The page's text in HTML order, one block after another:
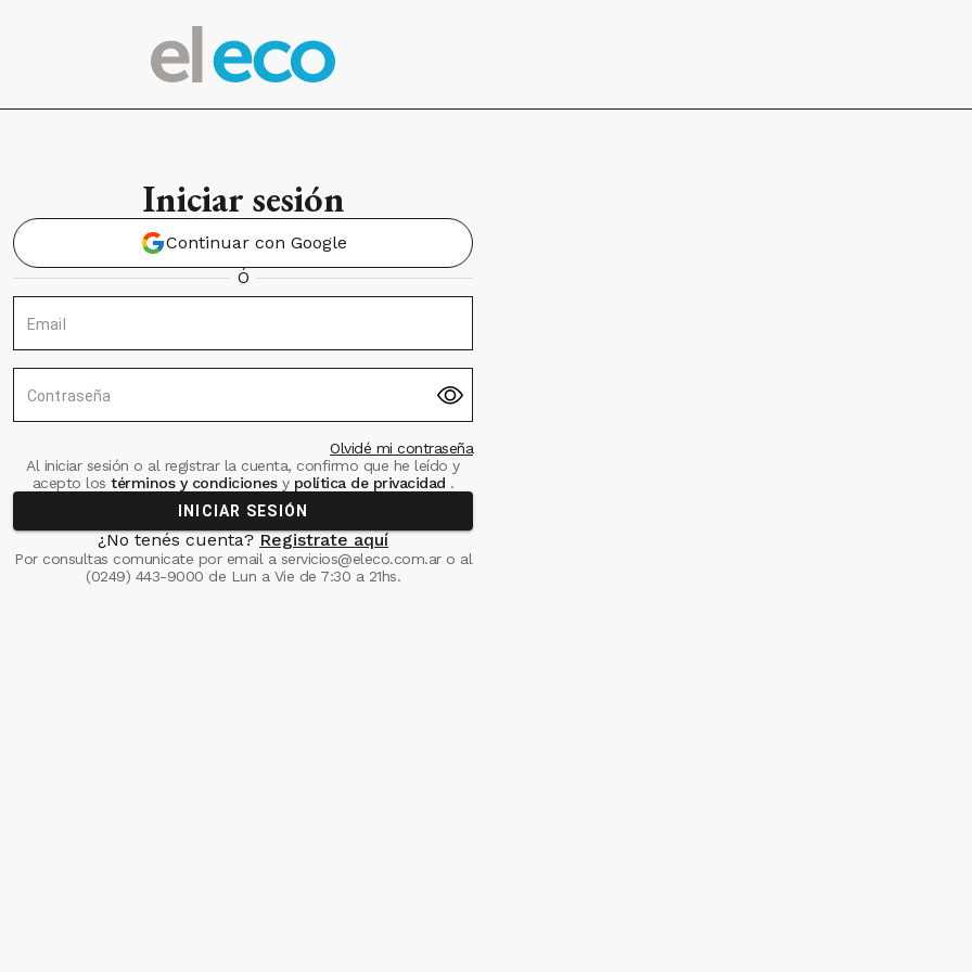
Iniciar sesión
Continuar con Google
Ó
Email
Contraseña
Olvidé mi contraseña
Al iniciar sesión o al registrar la cuenta, confirmo que he leído y
acepto los términos y condiciones ypolítica de privacidad .
INICIAR SESIÓN
¿No tenés cuenta? Registrate aquí
Por consultas comunicate por email a servicios@eleco.com.aro al
(0249) 443-9000 de Lun a Vie de 7:30 a 21hs.